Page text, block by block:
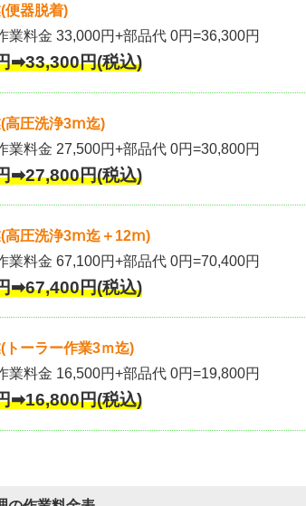
便器脱着)
業料金 33,000円+部品代 0円=36,300円
➡33,300円(税込)
高圧洗浄3ⅿ迄)
業料金 27,500円+部品代 0円=30,800円
➡27,800円(税込)
(高圧洗浄3ⅿ迄＋12ⅿ)
業料金 67,100円+部品代 0円=70,400円
➡67,400円(税込)
トーラー作業3ｍ迄)
業料金 16,500円+部品代 0円=19,800円
➡16,800円(税込)